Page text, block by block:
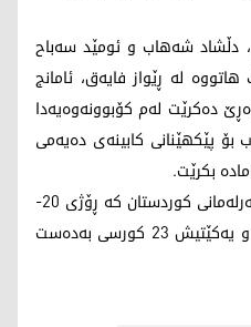
دڵشاد شەهاب و ئومێد سەباح
لە ڕێواز فایەق، ئامانج
دەکرێت لەم کۆبوونەوەیەدا
پێکهێنانی کابینەی دەیەمی
بکرێت.
لە هەڵبژاردنی خولی شەشەمی پەرلەمانی کوردستان کە ڕۆژی 20-
10-2024 کرا، پارتی 39 کورسی و یەکێتیش 23 کورسی بەدەست